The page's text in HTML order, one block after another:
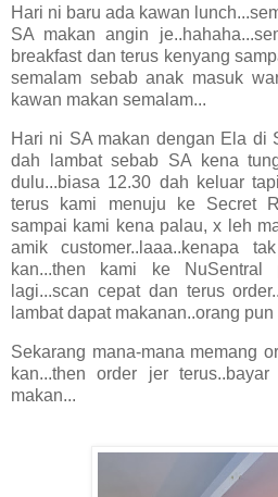
Hari ni baru ada kawan
SA makan angin
breakfast dan terus kenyang
semalam sebab anak masuk
kawan makan semalam...
Hari ni SA makan dengan Ela di
dah lambat sebab SA kena
dulu...biasa 12.30 dah keluar
terus kami menuju ke Secret
sampai kami kena palau, x leh
amik customer..laaa..kenapa
kan...then kami ke NuSentral
lagi...scan cepat dan terus
lambat dapat makanan..orang
Sekarang mana-mana memang
kan...then order jer
makan...